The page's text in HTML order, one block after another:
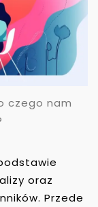
czego nam
oraz
Przede